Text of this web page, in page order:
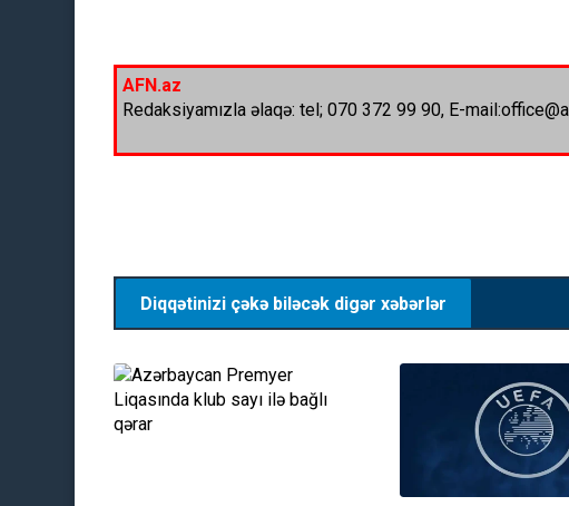
AFN.az
Redaksiyamızla əlaqə: tel; 070 372 99 90, E-
Diqqətinizi çəkə biləcək digər xəbərlər